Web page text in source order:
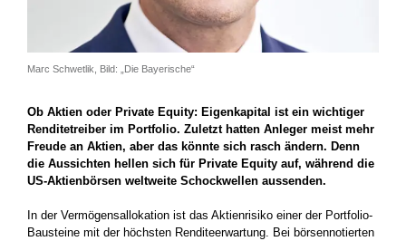
Marc Schwetlik, Bild: „Die Bayerische“
Ob Aktien oder Private Equity: Eigenkapital ist ein wichtiger
Renditetreiber im Portfolio. Zuletzt hatten Anleger meist mehr
Freude an Aktien, aber das könnte sich rasch ändern. Denn
die Aussichten hellen sich für Private Equity auf, während die
US-Aktienbörsen weltweite Schockwellen aussenden.
In der Vermögensallokation ist das Aktienrisiko einer der Portfolio-
Bausteine mit der höchsten Renditeerwartung. Bei börsennotierten